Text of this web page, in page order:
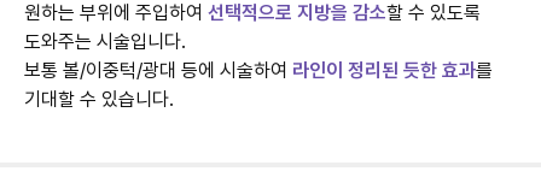
원하는 부위에 주입하여 선택적으로 지방을 감소할 수 있도록
도와주는 시술입니다.
보통 볼/이중턱/광대 등에 시술하여 라인이 정리된 듯한 효과를
기대할 수 있습니다.